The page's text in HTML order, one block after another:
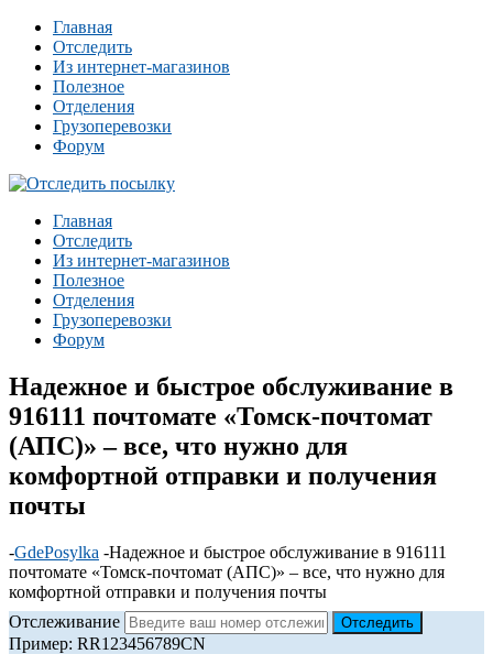
Главная
Отследить
Из интернет-магазинов
Полезное
Отделения
Грузоперевозки
Форум
Главная
Отследить
Из интернет-магазинов
Полезное
Отделения
Грузоперевозки
Форум
Надежное и быстрое обслуживание в
916111 почтомате «Томск-почтомат
(АПС)» – все, что нужно для
комфортной отправки и получения
почты
-GdePosylka -Надежное и быстрое обслуживание в 916111
почтомате «Томск-почтомат (АПС)» – все, что нужно для
комфортной отправки и получения почты
Отслеживание
Пример: RR123456789CN